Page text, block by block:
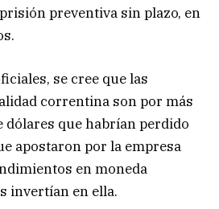
preventiva sin plazo, en
se cree que las
correntina son por más
dólares que habrían perdido
apostaron por la empresa
en moneda
invertían en ella.